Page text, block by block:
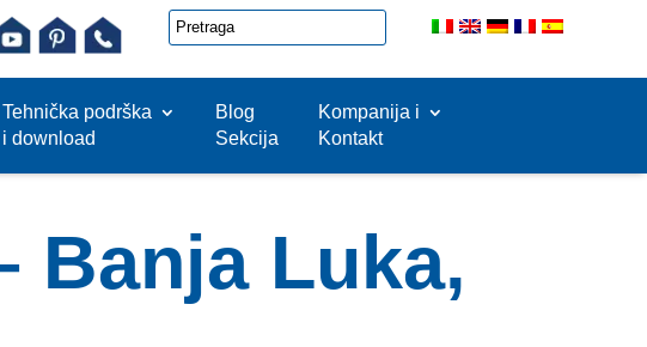
Tehnička podrška
i download
Blog
Sekcija
Kompanija i
Kontakt
Banja Luka,